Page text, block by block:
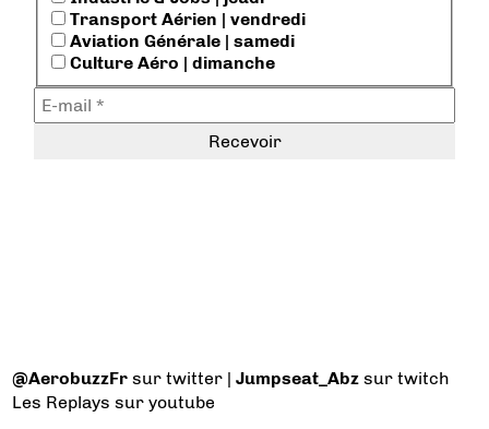
Transport Aérien | vendredi
Aviation Générale | samedi
Culture Aéro | dimanche
@AerobuzzFr sur twitter |Jumpseat_Abz sur twitch
Les Replays sur youtube